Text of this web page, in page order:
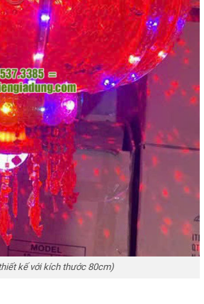
kế với kích thước 80cm)